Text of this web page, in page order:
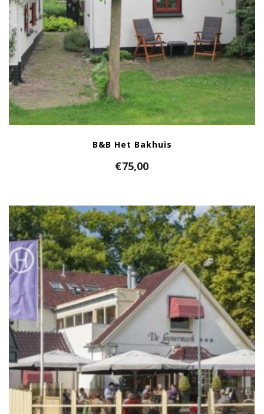
B&B Het Bakhuis
€75,00